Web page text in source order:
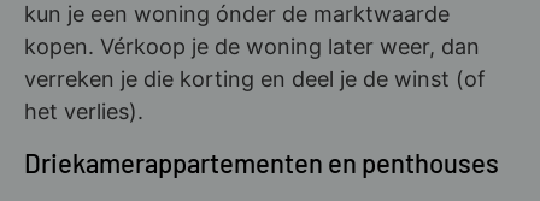
kun je een woning ónder de marktwaarde
kopen. Vérkoop je de woning later weer, dan
verreken je die korting en deel je de winst (of
het verlies).
Driekamerappartementen en penthouses